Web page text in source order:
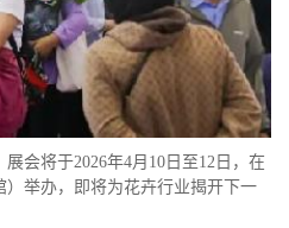
会将于2026年4月10日至12日，在
举办，即将为花卉行业揭开下一